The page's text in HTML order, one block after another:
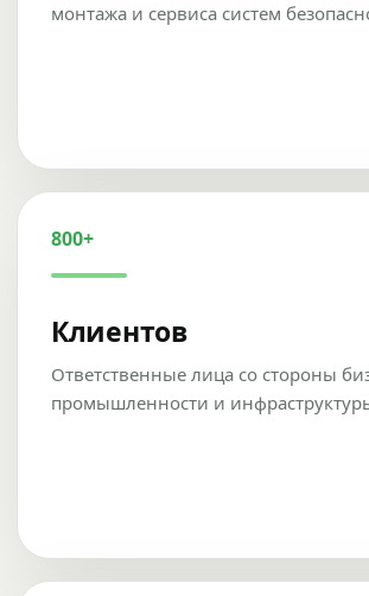
монтажа и сервиса систем
800+
Клиентов
Ответственные лица со стороны
промышленности и